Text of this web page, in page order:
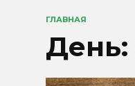
ГЛАВНАЯ
День: